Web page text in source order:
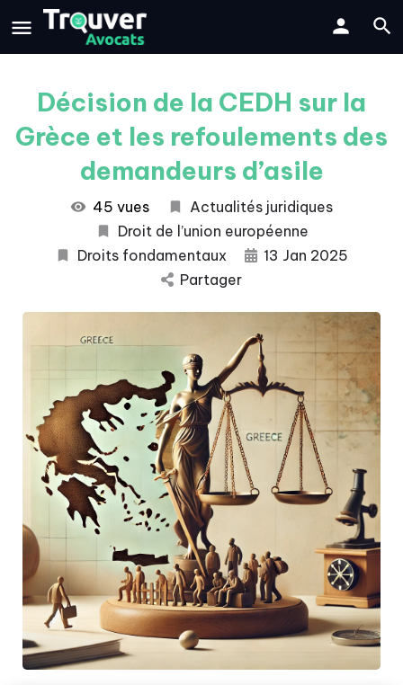
Décision de la CEDH sur la
Grèce et les refoulements des
demandeurs d’asile
45 vues
Actualités juridiques
Droit de l’union européenne
Droits fondamentaux
13 Jan 2025
Partager